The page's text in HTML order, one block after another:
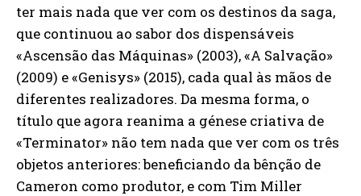
ter mais nada que ver com os destinos da saga,
que continuou ao sabor dos dispensáveis
«Ascensão das Máquinas» (2003), «A Salvação»
(2009) e «Genisys» (2015), cada qual às mãos de
diferentes realizadores. Da mesma forma, o
título que agora reanima a génese criativa de
«Terminator» não tem nada que ver com os três
objetos anteriores: beneficiando da bênção de
Cameron como produtor, e com Tim Miller